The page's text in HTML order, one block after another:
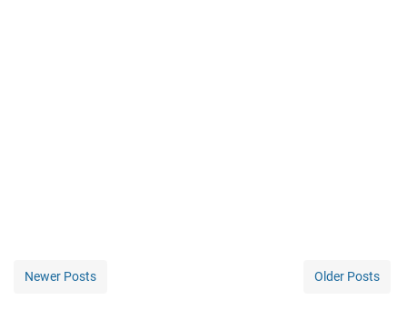
Newer Posts Older Posts